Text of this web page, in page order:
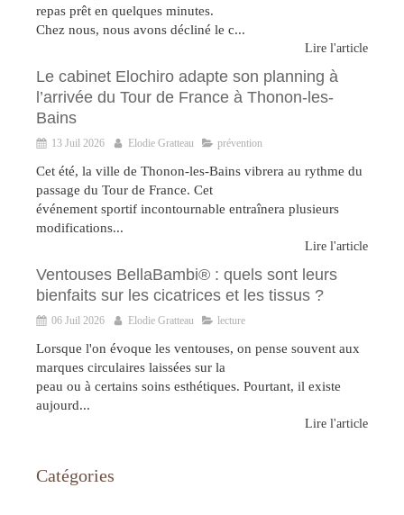
repas prêt en quelques minutes.
Chez nous, nous avons décliné le c...
Lire l'article
Le cabinet Elochiro adapte son planning à
l’arrivée du Tour de France à Thonon-les-
Bains
13 Juil 2026 Elodie Gratteau prévention
Cet été, la ville de Thonon-les-Bains vibrera au rythme du
passage du Tour de France. Cet
événement sportif incontournable entraînera plusieurs
modifications...
Lire l'article
Ventouses BellaBambi® : quels sont leurs
bienfaits sur les cicatrices et les tissus ?
06 Juil 2026 Elodie Gratteau lecture
Lorsque l'on évoque les ventouses, on pense souvent aux
marques circulaires laissées sur la
peau ou à certains soins esthétiques. Pourtant, il existe
aujourd...
Lire l'article
Catégories